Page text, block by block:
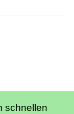
schnellen